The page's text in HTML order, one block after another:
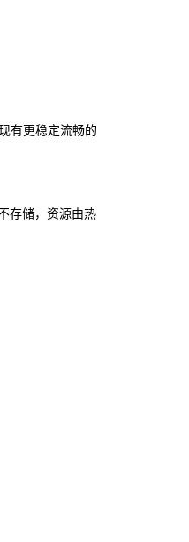
有更稳定流畅的
存储，资源由热